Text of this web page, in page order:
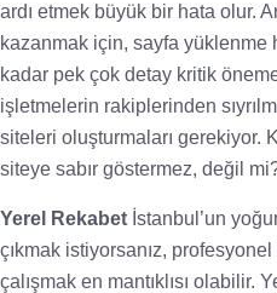
ardı etmek büyük bir hata olur.
kazanmak için, sayfa yüklenme
kadar pek çok detay kritik
işletmelerin rakiplerinden
siteleri oluşturmaları gerekiyor.
siteye sabır göstermez, değil
Yerel Rekabet İstanbul’un
çıkmak istiyorsanız,
çalışmak en mantıklısı olabilir.